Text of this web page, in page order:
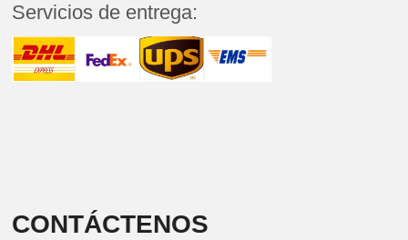
Servicios de entrega:
CONTÁCTENOS